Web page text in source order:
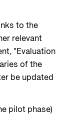
to the
relevant
"Evaluation
of the
be updated
pilot phase)